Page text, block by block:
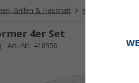
Grillen & Haushalt Küchenutensilien
4er Set
Art.-Nr.: 418950